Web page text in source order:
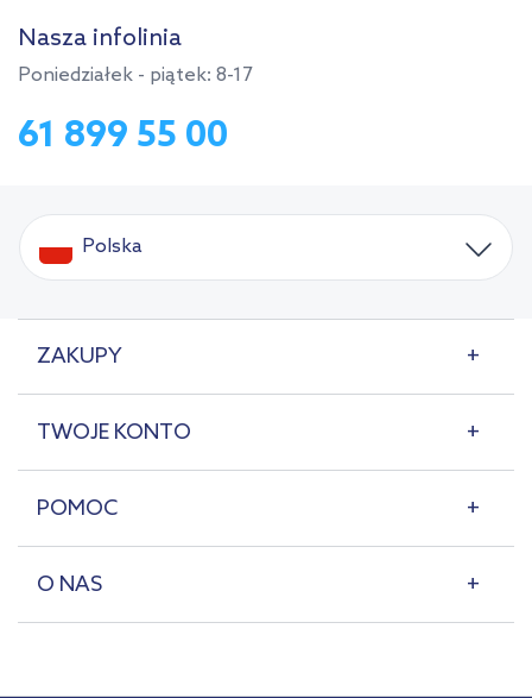
Nasza infolinia
Poniedziałek - piątek: 8-17
61 899 55 00
Polska
ZAKUPY
TWOJE KONTO
POMOC
O NAS